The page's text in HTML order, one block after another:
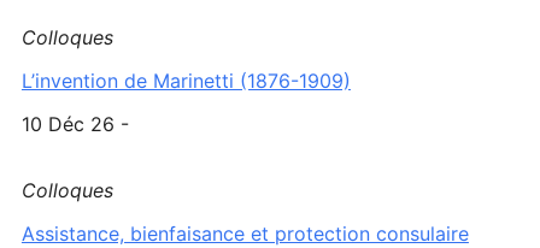
Colloques
L’invention de Marinetti (1876-1909)
10 Déc 26 -
Colloques
Assistance, bienfaisance et protection consulaire